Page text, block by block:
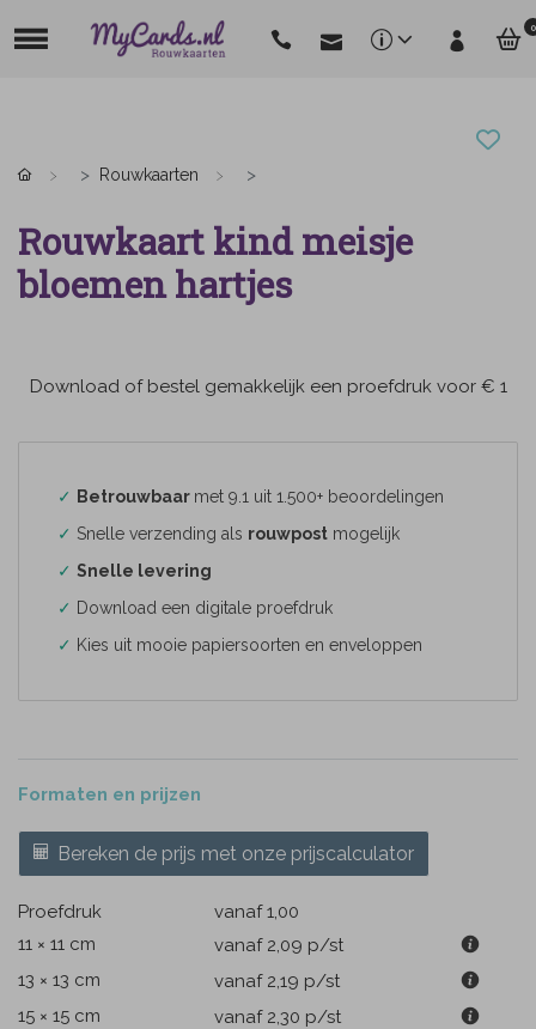
0
Rouwkaarten
Rouwkaart kind meisje
bloemen hartjes
Download of bestel gemakkelijk een proefdruk voor € 1
✓ Betrouwbaar met 9.1 uit 1.500+ beoordelingen
✓ Snelle verzending als rouwpost mogelijk
✓ Snelle levering
✓ Download een digitale proefdruk
✓ Kies uit mooie papiersoorten en enveloppen
Formaten en prijzen
Bereken de prijs met onze prijscalculator
Proefdruk
vanaf 1,00
11 × 11 cm
vanaf 2,09 p/st
13 × 13 cm
vanaf 2,19 p/st
15 × 15 cm
vanaf 2,30 p/st